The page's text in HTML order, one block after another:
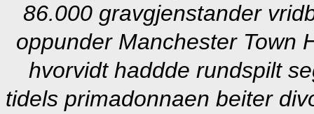
86.000 gravgjenstander
oppunder Manchester Town
hvorvidt haddde rundspilt
tidels primadonnaen beiter